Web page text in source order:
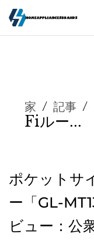
家 / 記事 /
Fiルー...
ポケットサ
ー「GL-
ビュー：公